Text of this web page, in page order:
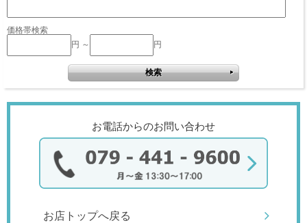
価格帯検索
円 ～
円
お電話からのお問い合わせ
お店トップへ戻る